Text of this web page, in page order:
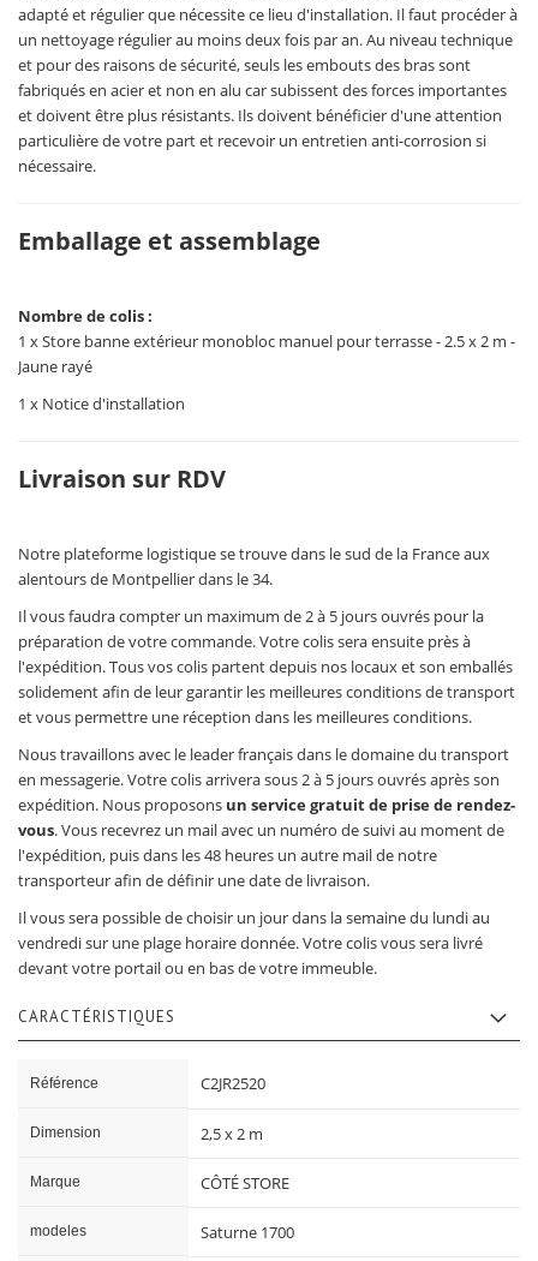
adapté et régulier que nécessite ce lieu d'installation. Il faut procéder à
un nettoyage régulier au moins deux fois par an. Au niveau technique
et pour des raisons de sécurité, seuls les embouts des bras sont
fabriqués en acier et non en alu car subissent des forces importantes
et doivent être plus résistants. Ils doivent bénéficier d'une attention
particulière de votre part et recevoir un entretien anti-corrosion si
nécessaire.
Emballage et assemblage
Nombre de colis :
1 x Store banne extérieur monobloc manuel pour terrasse - 2.5 x 2 m -
Jaune rayé
1 x Notice d'installation
Livraison sur RDV
Notre plateforme logistique se trouve dans le sud de la France aux
alentours de Montpellier dans le 34.
Il vous faudra compter un maximum de 2 à 5 jours ouvrés pour la
préparation de votre commande. Votre colis sera ensuite près à
l'expédition. Tous vos colis partent depuis nos locaux et son emballés
solidement afin de leur garantir les meilleures conditions de transport
et vous permettre une réception dans les meilleures conditions.
Nous travaillons avec le leader français dans le domaine du transport
en messagerie. Votre colis arrivera sous 2 à 5 jours ouvrés après son
expédition. Nous proposons un service gratuit de prise de rendez-
vous. Vous recevrez un mail avec un numéro de suivi au moment de
l'expédition, puis dans les 48 heures un autre mail de notre
transporteur afin de définir une date de livraison.
Il vous sera possible de choisir un jour dans la semaine du lundi au
vendredi sur une plage horaire donnée. Votre colis vous sera livré
devant votre portail ou en bas de votre immeuble.
CARACTÉRISTIQUES
Référence C2JR2520
Dimension 2,5 x 2 m
Marque CÔTÉ STORE
modeles Saturne 1700